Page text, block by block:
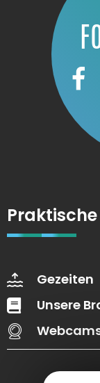
Gezeiten
Unsere